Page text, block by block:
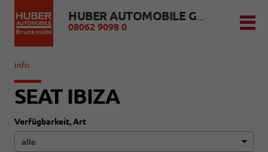
HUBER AUTOMOBILE GMBH
08062 9098 0
info
SEAT IBIZA
Verfügbarkeit, Art